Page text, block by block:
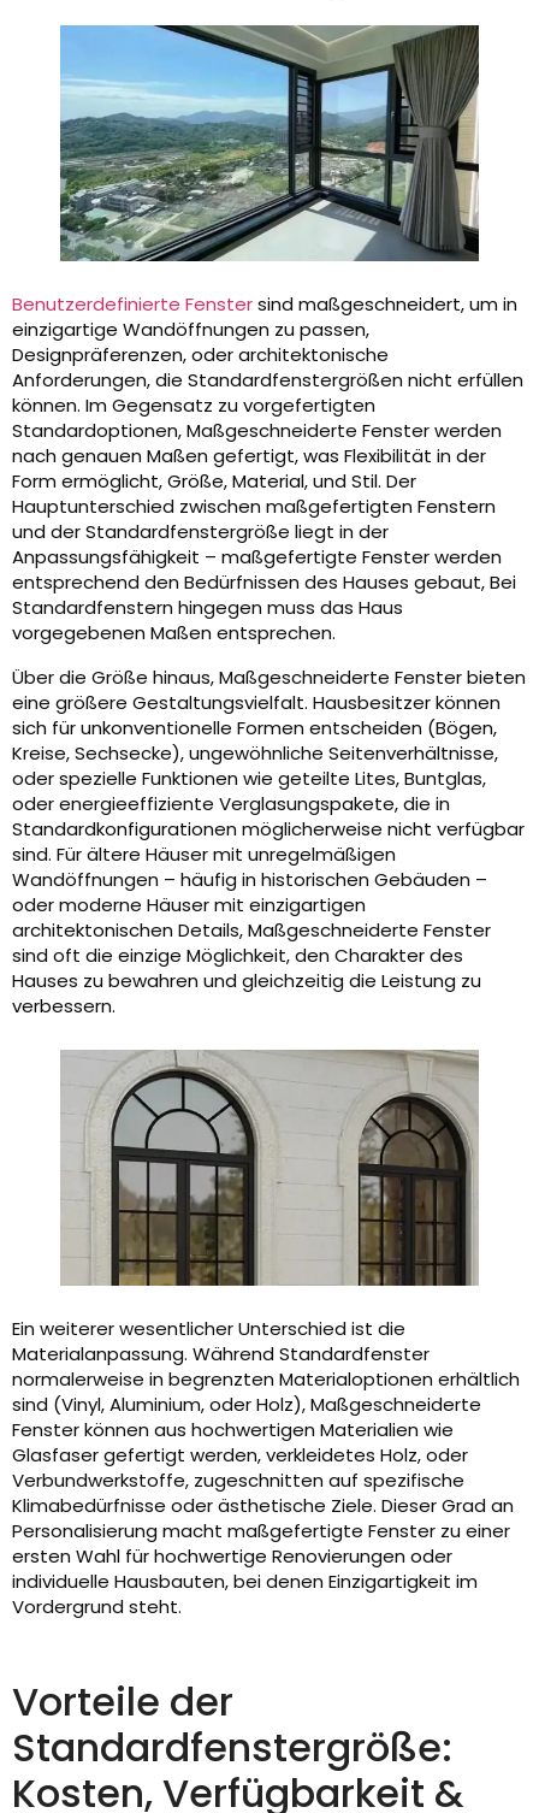
Benutzerdefinierte Fenstersind maßgeschneidert, um in
einzigartige Wandöffnungen zu passen,
Designpräferenzen, oder architektonische
Anforderungen, die Standardfenstergrößen nicht erfüllen
können. Im Gegensatz zu vorgefertigten
Standardoptionen, Maßgeschneiderte Fenster werden
nach genauen Maßen gefertigt, was Flexibilität in der
Form ermöglicht, Größe, Material, und Stil. Der
Hauptunterschied zwischen maßgefertigten Fenstern
und der Standardfenstergröße liegt in der
Anpassungsfähigkeit – maßgefertigte Fenster werden
entsprechend den Bedürfnissen des Hauses gebaut, Bei
Standardfenstern hingegen muss das Haus
vorgegebenen Maßen entsprechen.
Über die Größe hinaus, Maßgeschneiderte Fenster bieten
eine größere Gestaltungsvielfalt. Hausbesitzer können
sich für unkonventionelle Formen entscheiden (Bögen,
Kreise, Sechsecke), ungewöhnliche Seitenverhältnisse,
oder spezielle Funktionen wie geteilte Lites, Buntglas,
oder energieeffiziente Verglasungspakete, die in
Standardkonfigurationen möglicherweise nicht verfügbar
sind. Für ältere Häuser mit unregelmäßigen
Wandöffnungen – häufig in historischen Gebäuden –
oder moderne Häuser mit einzigartigen
architektonischen Details, Maßgeschneiderte Fenster
sind oft die einzige Möglichkeit, den Charakter des
Hauses zu bewahren und gleichzeitig die Leistung zu
verbessern.
Ein weiterer wesentlicher Unterschied ist die
Materialanpassung. Während Standardfenster
normalerweise in begrenzten Materialoptionen erhältlich
sind (Vinyl, Aluminium, oder Holz), Maßgeschneiderte
Fenster können aus hochwertigen Materialien wie
Glasfaser gefertigt werden, verkleidetes Holz, oder
Verbundwerkstoffe, zugeschnitten auf spezifische
Klimabedürfnisse oder ästhetische Ziele. Dieser Grad an
Personalisierung macht maßgefertigte Fenster zu einer
ersten Wahl für hochwertige Renovierungen oder
individuelle Hausbauten, bei denen Einzigartigkeit im
Vordergrund steht.
Vorteile der
Standardfenstergröße:
Kosten, Verfügbarkeit &